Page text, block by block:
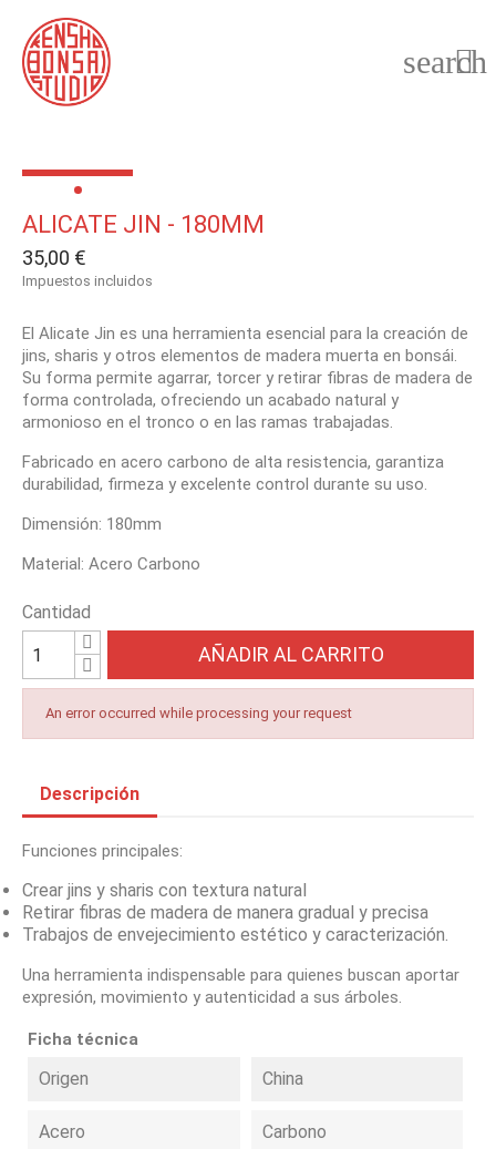

search
ALICATE JIN - 180MM
35,00 €
Impuestos incluidos
El Alicate Jin es una herramienta esencial para la creación de
jins, sharis y otros elementos de madera muerta en bonsái.
Su forma permite agarrar, torcer y retirar fibras de madera de
forma controlada, ofreciendo un acabado natural y
armonioso en el tronco o en las ramas trabajadas.
Fabricado en acero carbono de alta resistencia, garantiza
durabilidad, firmeza y excelente control durante su uso.
Dimensión: 180mm
Material: Acero Carbono
Cantidad
AÑADIR AL CARRITO
An error occurred while processing your request
Descripción
Funciones principales:
Crear jins y sharis con textura natural
Retirar fibras de madera de manera gradual y precisa
Trabajos de envejecimiento estético y caracterización.
Una herramienta indispensable para quienes buscan aportar
expresión, movimiento y autenticidad a sus árboles.
Ficha técnica
Origen China
Acero Carbono